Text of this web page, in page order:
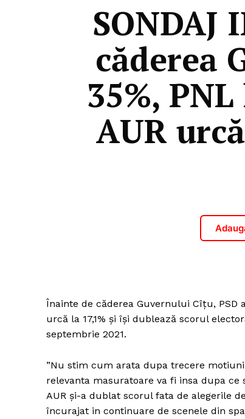
căderea
35%,
AUR
Înainte de căderea Guvernului Cîțu, PSD
urcă la 17,1% și își dublează scorul
septembrie 2021.
”Nu stim cum arata dupa trecere
relevanta masuratoare va fi insa dupa
AUR și-a dublat scorul fata de alegerile
încurajat in continuare de scenele din